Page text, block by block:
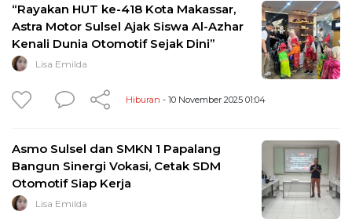
“Rayakan HUT ke-418 Kota Makassar,
Astra Motor Sulsel Ajak Siswa Al-Azhar
Kenali Dunia Otomotif Sejak Dini”
Lisa Emilda
Hiburan - 10 November 2025 01:04
Asmo Sulsel dan SMKN 1 Papalang
Bangun Sinergi Vokasi, Cetak SDM
Otomotif Siap Kerja
Lisa Emilda